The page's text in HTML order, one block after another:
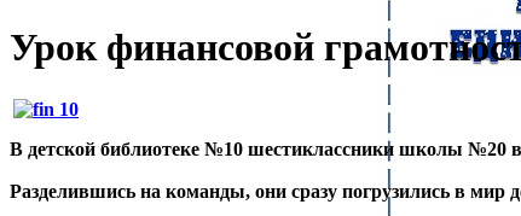
Урок финансовой
В детской библиотеке №10 шестиклассники школы №20
Разделившись на команды, они сразу погрузились в мир